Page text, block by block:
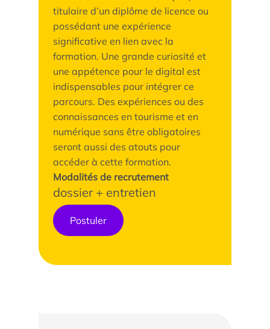
titulaire d’un diplôme de licence ou
possédant une expérience
significative en lien avec la
formation. Une grande curiosité et
une appétence pour le digital est
indispensables pour intégrer ce
parcours. Des expériences ou des
connaissances en tourisme et en
numérique sans être obligatoires
seront aussi des atouts pour
accéder à cette formation.
Modalités de recrutement
dossier + entretien
Postuler